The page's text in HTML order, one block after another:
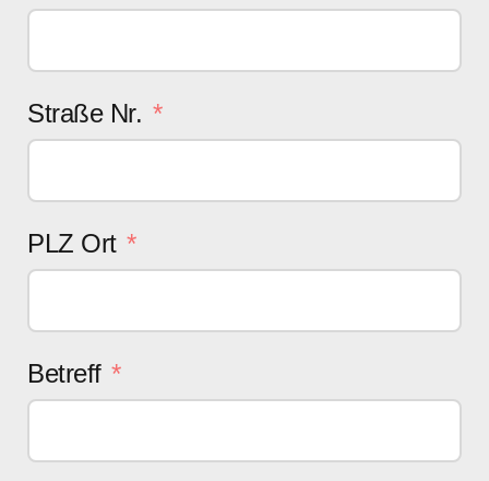
Straße Nr.
PLZ Ort
Betreff